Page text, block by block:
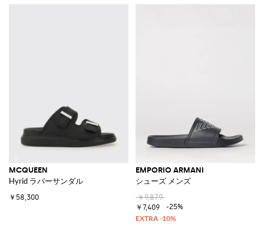
MCQUEEN
Hyrid ラバーサンダル
￥58,300
EMPORIO ARMANI
シューズ メンズ
￥9,879
￥7,409
-25%